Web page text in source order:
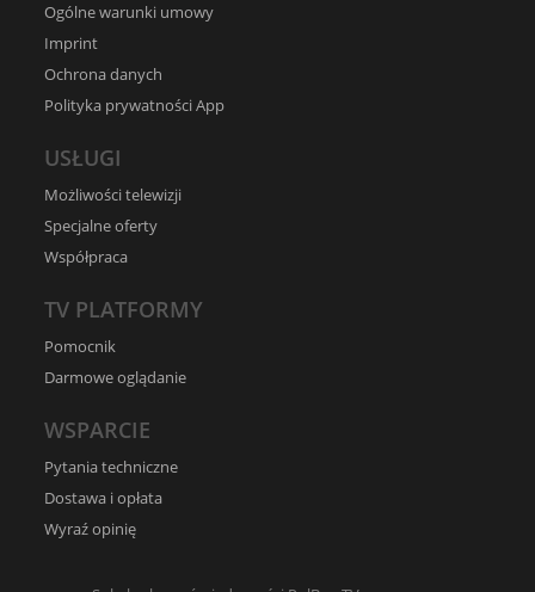
Ogólne warunki umowy
Imprint
Ochrona danych
Polityka prywatności App
USŁUGI
Możliwości telewizji
Specjalne oferty
Współpraca
TV PLATFORMY
Pomocnik
Darmowe oglądanie
WSPARCIE
Pytania techniczne
Dostawa i opłata
Wyraź opinię